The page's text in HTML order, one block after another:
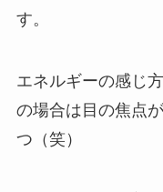
す。
エネルギーの感じ
の場合は目の焦点
つ（笑）